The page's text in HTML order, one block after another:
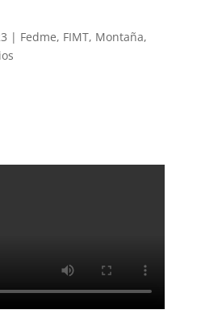
| Fedme, FIMT, Montaña,